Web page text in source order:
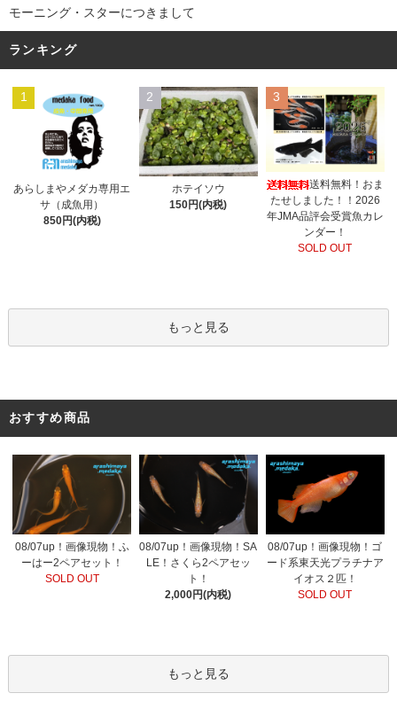
モーニング・スターにつきまして
ランキング
1
あらしまやメダカ専用エ
サ（成魚用）
850円(内税)
2
ホテイソウ
150円(内税)
3
送料無料！おま
たせしました！！2026
年JMA品評会受賞魚カレ
ンダー！
SOLD OUT
もっと見る
おすすめ商品
08/07up！画像現物！ふ
ーはー2ペアセット！
SOLD OUT
08/07up！画像現物！SA
LE！さくら2ペアセッ
ト！
2,000円(内税)
08/07up！画像現物！ゴ
ード系東天光プラチナア
イオス２匹！
SOLD OUT
もっと見る